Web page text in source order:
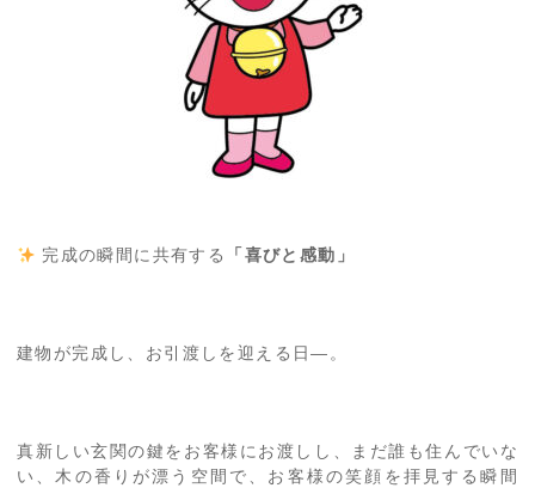
完成の瞬間に共有する 「喜びと感動」
建物が完成し、お引渡しを迎える日—。
真新しい玄関の鍵をお客様にお渡しし、まだ誰も住んでいな
い、木の香りが漂う空間で、お客様の笑顔を拝見する瞬間